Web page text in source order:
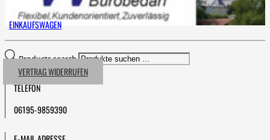
EINKAUFSWAGEN
VERTRAG WIDERRUFEN
Products search
TELEFON
06195-9859390